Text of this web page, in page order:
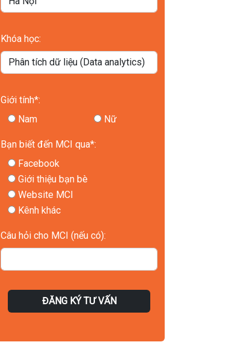
Khóa học:
Giới tính*:
Nam
Nữ
Bạn biết đến MCI qua*:
Facebook
Giới thiệu bạn bè
Website MCI
Kênh khác
Câu hỏi cho MCI (nếu có):
ĐĂNG KÝ TƯ VẤN